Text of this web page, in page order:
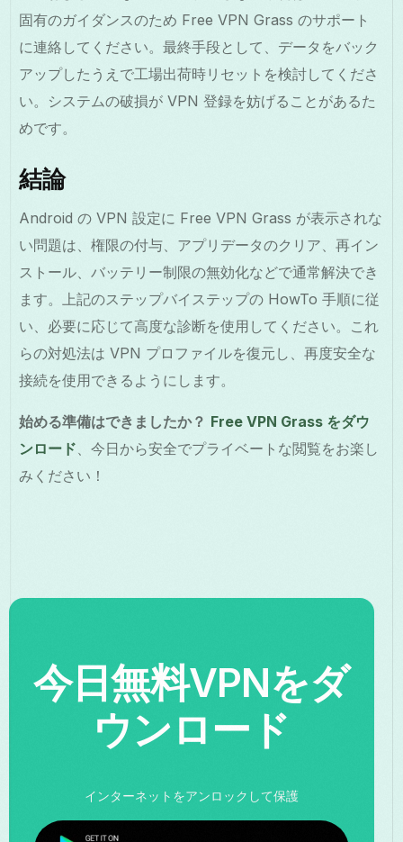
固有のガイダンスのため Free VPN Grass のサポート
に連絡してください。最終手段として、データをバック
アップしたうえで工場出荷時リセットを検討してくださ
い。システムの破損が VPN 登録を妨げることがあるた
めです。
結論
Android の VPN 設定に Free VPN Grass が表示されな
い問題は、権限の付与、アプリデータのクリア、再イン
ストール、バッテリー制限の無効化などで通常解決でき
ます。上記のステップバイステップの HowTo 手順に従
い、必要に応じて高度な診断を使用してください。これ
らの対処法は VPN プロファイルを復元し、再度安全な
接続を使用できるようにします。
始める準備はできましたか？ Free VPN Grass をダウ
ンロード 、今日から安全でプライベートな閲覧をお楽し
みください！
今日無料VPNをダ
ウンロード
インターネットをアンロックして保護